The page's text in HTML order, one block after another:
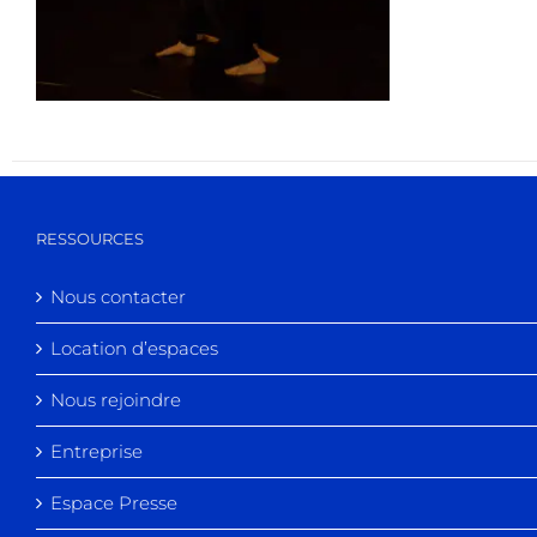
RESSOURCES
Nous contacter
Location d’espaces
Nous rejoindre
Entreprise
Espace Presse